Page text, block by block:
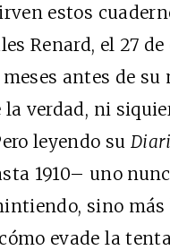
estos
Renard, el 27 de
meses antes de su
la verdad, ni
leyendo su
1910– uno
sino más
evade la